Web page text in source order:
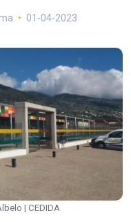
01-04-2023
| CEDIDA